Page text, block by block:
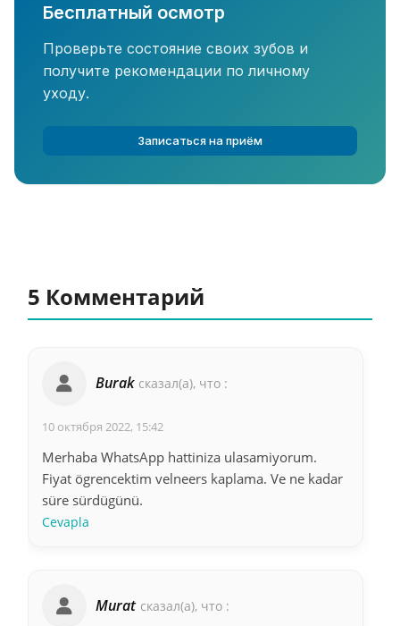
Бесплатный осмотр
Проверьте состояние своих зубов и
получите рекомендации по личному
уходу.
Записаться на приём
5 Комментарий
Burak сказал(а), что :
10 октября 2022, 15:42
Merhaba WhatsApp hattiniza ulasamiyorum.
Fiyat ögrencektim velneers kaplama. Ve ne kadar
süre sürdügünü.
Cevapla
Murat сказал(а), что :